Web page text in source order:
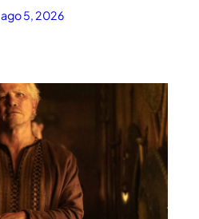
ago 5, 2026